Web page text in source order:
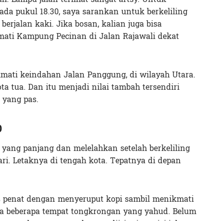
pukul 18.30, saya sarankan untuk berkeliling
kaki. Jika bosan, kalian juga bisa
Kampung Pecinan di Jalan Rajawali dekat
keindahan Jalan Panggung, di wilayah Utara.
tua. Dan itu menjadi nilai tambah tersendiri
pas.
panjang dan melelahkan setelah berkeliling
Letaknya di tengah kota. Tepatnya di depan
dengan menyeruput kopi sambil menikmati
beberapa tempat tongkrongan yang yahud. Belum